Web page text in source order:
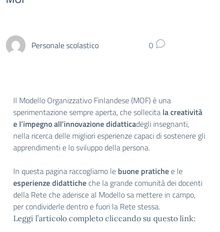
Personale scolastico 0
Il Modello Organizzativo Finlandese (MOF) è una
sperimentazione sempre aperta, che sollecita la creatività
e l’impegno all’innovazione didatticadegli insegnanti,
nella ricerca delle migliori esperienze capaci di sostenere gli
apprendimenti e lo sviluppo della persona.
In questa pagina raccogliamo le buone pratichee le
esperienze didattiche che la grande comunità dei docenti
della Rete che aderisce al Modello sa mettere in campo,
per condividerle dentro e fuori la Rete stessa.
Leggi l’articolo completo cliccando su questo link: